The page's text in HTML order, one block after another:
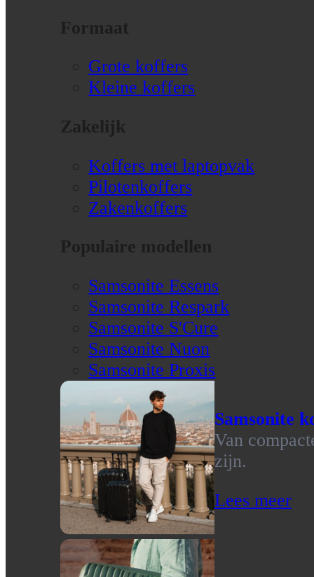
Formaat
Grote koffers
Kleine koffers
Zakelijk
Koffers met laptopvak
Pilotenkoffers
Zakenkoffers
Populaire modellen
Samsonite Essens
Samsonite Respark
Samsonite S'Cure
Samsonite Nuon
Samsonite Proxis
Samsonite
Van
zijn.
Lees meer